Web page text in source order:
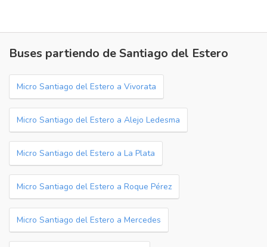
Buses partiendo de Santiago del Estero
Micro Santiago del Estero a Vivorata
Micro Santiago del Estero a Alejo Ledesma
Micro Santiago del Estero a La Plata
Micro Santiago del Estero a Roque Pérez
Micro Santiago del Estero a Mercedes